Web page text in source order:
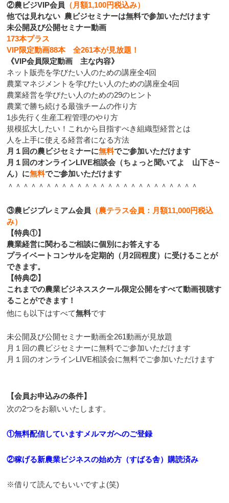
②農ビジVIP会員 （月額1,100円税込み）
他では見れない 農ビジセミナーは無料で参加いただけます
未公開及び公開セミナー動画
173本プラス
VIP限定動画88本 全261本が見放題！
《VIP会員限定動画 主な内容》
ネット販売を学びたい人のための講座全4回
農業マネジメントを学びたい人のための講座全4回
農業経営を学びたい人のための29のヒント
農業で勝ち続ける最強チームの作り方
1歩先行く生産工程管理のやり方
規模拡大したい！これから目指すべき組織型経営とは
人を上手に使える経営者になる方法
月１回の農ビジセミナーに無料でご参加いただけます
月１回のオンラインLIVE相談会（ちょっと聞いてよ 山下さ~
ん）に無料でご参加いただけます
＾＾＾＾＾＾＾＾＾＾＾＾＾＾＾＾＾＾＾＾＾＾＾＾＾
③農ビジプレミアム会員 （農テラス会員：月額11,000円税込
み）
【特典①】
農業経営に関わるご相談に個別にお答えする
プライベートコンサルを定期的（月2回程度）に受けることが
できます。
【特典②】
これまでの農業ビジネススクール限定公開をすべて動画視聴す
ることができます！
他にも以下はすべて無料です
未公開及び公開セミナー動画全261動画が見放題
月１回の農ビジセミナーに無料でご参加いただけます
月１回のオンラインLIVE相談会に無料でご参加いただけます
【会員お申込みの条件】
次の2つをお願いいたします。
①無料配信していますメルマガへのご登録
②稼げる新農業ビジネスの始め方（すばる舎）購読済み
※借りて読んでもいいですよ(笑)